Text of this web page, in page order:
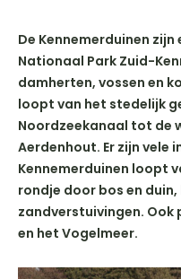
De Kennemerduinen
Nationaal Park Zuid-
damherten, vossen en
loopt van het stedelijk
Noordzeekanaal tot de
Aerdenhout. Er zijn vele
Kennemerduinen loopt
rondje door bos en
zandverstuivingen. Ook
en het Vogelmeer.